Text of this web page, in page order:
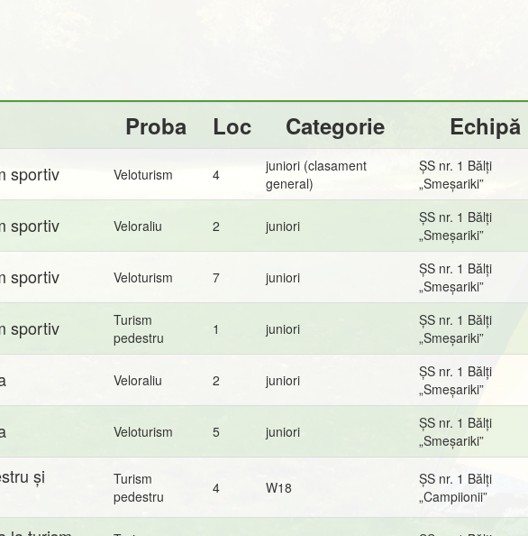
Proba Loc Categorie Echipă
sportiv Veloturism 4
juniori (clasament
general)
ȘS nr. 1 Bălți
„Smeșariki”
sportiv Veloraliu 2 juniori
ȘS nr. 1 Bălți
„Smeșariki”
sportiv Veloturism 7 juniori
ȘS nr. 1 Bălți
„Smeșariki”
sportiv
Turism
pedestru
1 juniori
ȘS nr. 1 Bălți
„Smeșariki”
Veloraliu 2 juniori
ȘS nr. 1 Bălți
„Smeșariki”
Veloturism 5 juniori
ȘS nr. 1 Bălți
„Smeșariki”
și
Turism
pedestru
4 W18
ȘS nr. 1 Bălți
„Campiionii”